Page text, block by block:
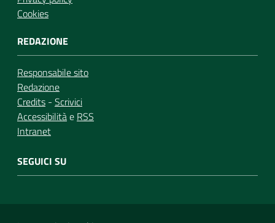
Cookies
REDAZIONE
Responsabile sito
Redazione
Credits - Scrivici
Accessibilitàe RSS
Intranet
SEGUICI SU